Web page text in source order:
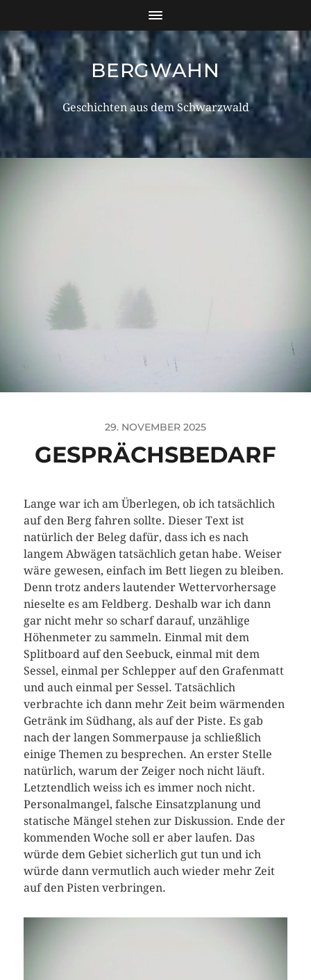
BERGWAHN
Geschichten aus dem Schwarzwald
29. NOVEMBER 2025
GESPRÄCHSBEDARF
Lange war ich am Überlegen, ob ich tatsächlich
auf den Berg fahren sollte. Dieser Text ist
natürlich der Beleg dafür, dass ich es nach
langem Abwägen tatsächlich getan habe. Weiser
wäre gewesen, einfach im Bett liegen zu bleiben.
Denn trotz anders lautender Wettervorhersage
nieselte es am Feldberg. Deshalb war ich dann
gar nicht mehr so scharf darauf, unzählige
Höhenmeter zu sammeln. Einmal mit dem
Splitboard auf den Seebuck, einmal mit dem
Sessel, einmal per Schlepper auf den Grafenmatt
und auch einmal per Sessel. Tatsächlich
verbrachte ich dann mehr Zeit beim wärmenden
Getränk im Südhang, als auf der Piste. Es gab
nach der langen Sommerpause ja schließlich
einige Themen zu besprechen. An erster Stelle
natürlich, warum der Zeiger noch nicht läuft.
Letztendlich weiss ich es immer noch nicht.
Personalmangel, falsche Einsatzplanung und
statische Mängel stehen zur Diskussion. Ende der
kommenden Woche soll er aber laufen. Das
würde dem Gebiet sicherlich gut tun und ich
würde dann vermutlich auch wieder mehr Zeit
auf den Pisten verbringen.